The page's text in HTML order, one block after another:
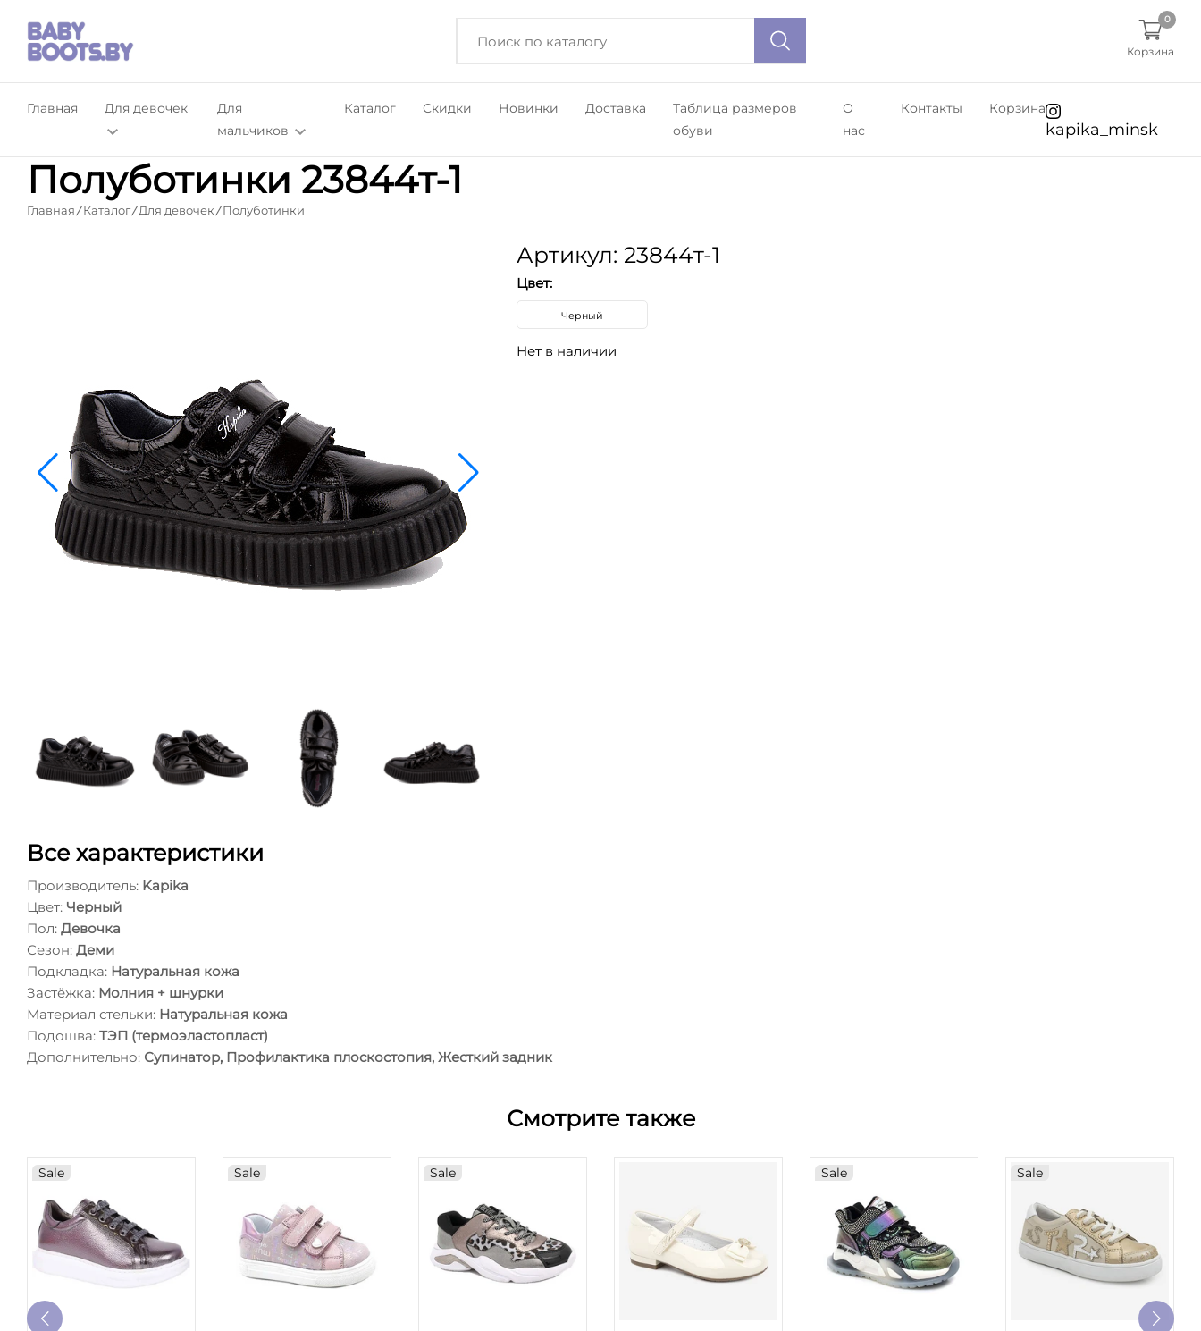
Корзина
0
Главная Для девочек
Для
мальчиков
Каталог Скидки Новинки Доставка
Таблица размеров
обуви
О
нас
Контакты Корзина
kapika_minsk
Полуботинки 23844т-1
Главная Каталог Для девочек Полуботинки
Артикул: 23844т-1
Цвет:
Черный
Нет в наличии
Все характеристики
Производитель: Kapika
Цвет: Черный
Пол: Девочка
Сезон: Деми
Подкладка: Натуральная кожа
Застёжка: Молния + шнурки
Материал стельки: Натуральная кожа
Подошва: ТЭП (термоэластопласт)
Дополнительно: Супинатор, Профилактика плоскостопия, Жесткий задник
Смотрите также
Sale Sale Sale Sale Sale